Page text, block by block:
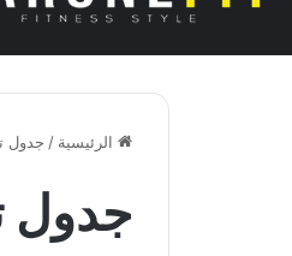
الرئيسية / جدول
جدول